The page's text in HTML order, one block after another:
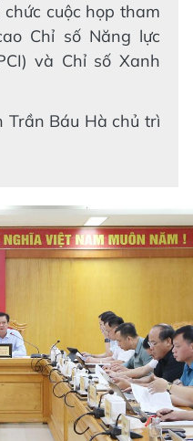
cuộc họp tham
Chỉ số Năng lực
và Chỉ số Xanh
Trần Báu Hà chủ trì